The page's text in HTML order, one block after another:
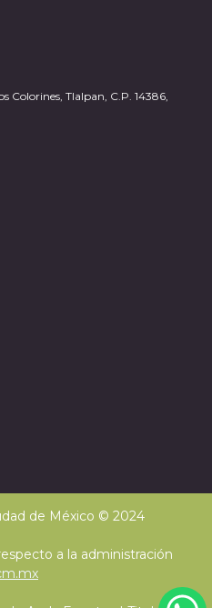
Colorines, Tlalpan, C.P. 14386,
de México © 2024
a la administración